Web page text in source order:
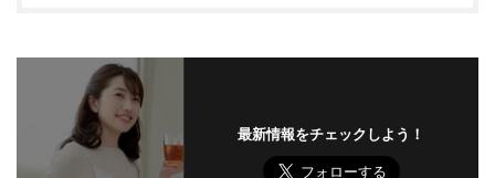
最新情報をチェックしよう！